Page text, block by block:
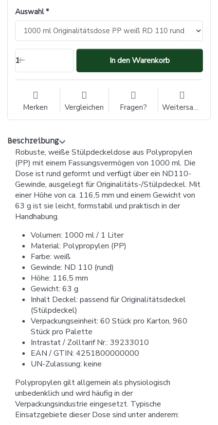
Auswahl
1 In den Warenkorb
Merken Vergleichen Fragen? Weitersagen
Beschreibung
Robuste, weiße Stülpdeckeldose aus Polypropylen
(PP) mit einem Fassungsvermögen von 1000 ml. Die
Dose ist rund geformt und verfügt über ein ND110-
Gewinde, ausgelegt für Originalitäts-/Stülpdeckel. Mit
einer Höhe von ca. 116,5 mm und einem Gewicht von
63 g ist sie leicht, formstabil und praktisch in der
Handhabung.
Volumen: 1000 ml / 1 Liter
Material: Polypropylen (PP)
Farbe: weiß
Gewinde: ND 110 (rund)
Höhe: 116,5 mm
Gewicht: 63 g
Inhalt Deckel: passend für Originalitätsdeckel
(Stülpdeckel)
Verpackungseinheit: 60 Stück pro Karton, 960
Stück pro Palette
Intrastat / Zolltarif Nr.: 39233010
EAN / GTIN: 4251800000000
UN-Zulassung: keine
Polypropylen gilt allgemein als physiologisch
unbedenklich und wird häufig in der
Verpackungsindustrie eingesetzt. Typische
Einsatzgebiete dieser Dose sind unter anderem: